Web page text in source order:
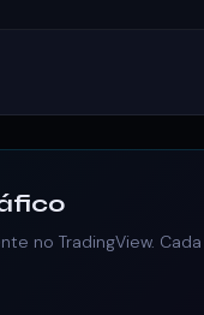
no TradingView. Cada